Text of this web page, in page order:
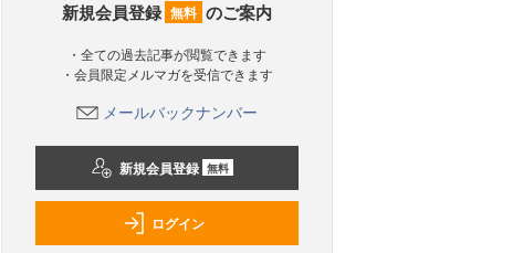
新規会員登録 無料 のご案内
・全ての過去記事が閲覧できます
・会員限定メルマガを受信できます
メールバックナンバー
新規会員登録 無料
ログイン